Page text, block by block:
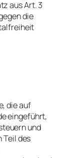
aus Art. 3
die
die auf
eingeführt,
und
Teil des